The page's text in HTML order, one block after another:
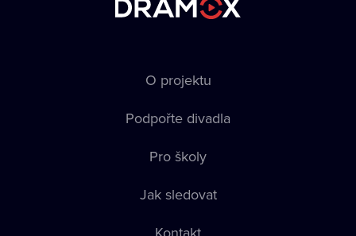
O projektu
Podpořte divadla
Pro školy
Jak sledovat